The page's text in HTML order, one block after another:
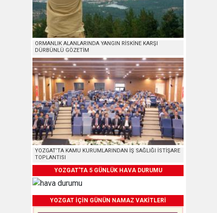
ORMANLIK ALANLARINDA YANGIN RİSKİNE KARŞI
DÜRBÜNLÜ GÖZETİM
YOZGAT’TA KAMU KURUMLARINDAN İŞ SAĞLIĞI İSTİŞARE
TOPLANTISI
YOZGAT'TA 5 GÜNLÜK HAVA DURUMU
YOZGAT İÇİN GÜNÜN NAMAZ VAKİTLERİ